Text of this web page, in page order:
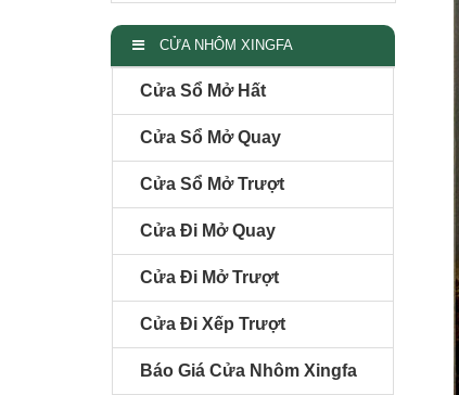
CỬA NHÔM XINGFA
Cửa Sổ Mở Hất
Cửa Sổ Mở Quay
Cửa Sổ Mở Trượt
Cửa Đi Mở Quay
Cửa Đi Mở Trượt
Cửa Đi Xếp Trượt
Báo Giá Cửa Nhôm Xingfa